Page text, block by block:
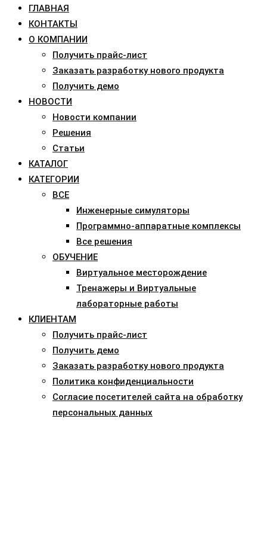
ГЛАВНАЯ
КОНТАКТЫ
О КОМПАНИИ
Получить прайс-лист
Заказать разработку нового продукта
Получить демо
НОВОСТИ
Новости компании
Решения
Статьи
КАТАЛОГ
КАТЕГОРИИ
ВСЕ
Инженерные симуляторы
Программно-аппаратные комплексы
Все решения
ОБУЧЕНИЕ
Виртуальное месторождение
Тренажеры и Виртуальные
лабораторные работы
КЛИЕНТАМ
Получить прайс-лист
Получить демо
Заказать разработку нового продукта
Политика конфиденциальности
Согласие посетителей сайта на обработку
персональных данных